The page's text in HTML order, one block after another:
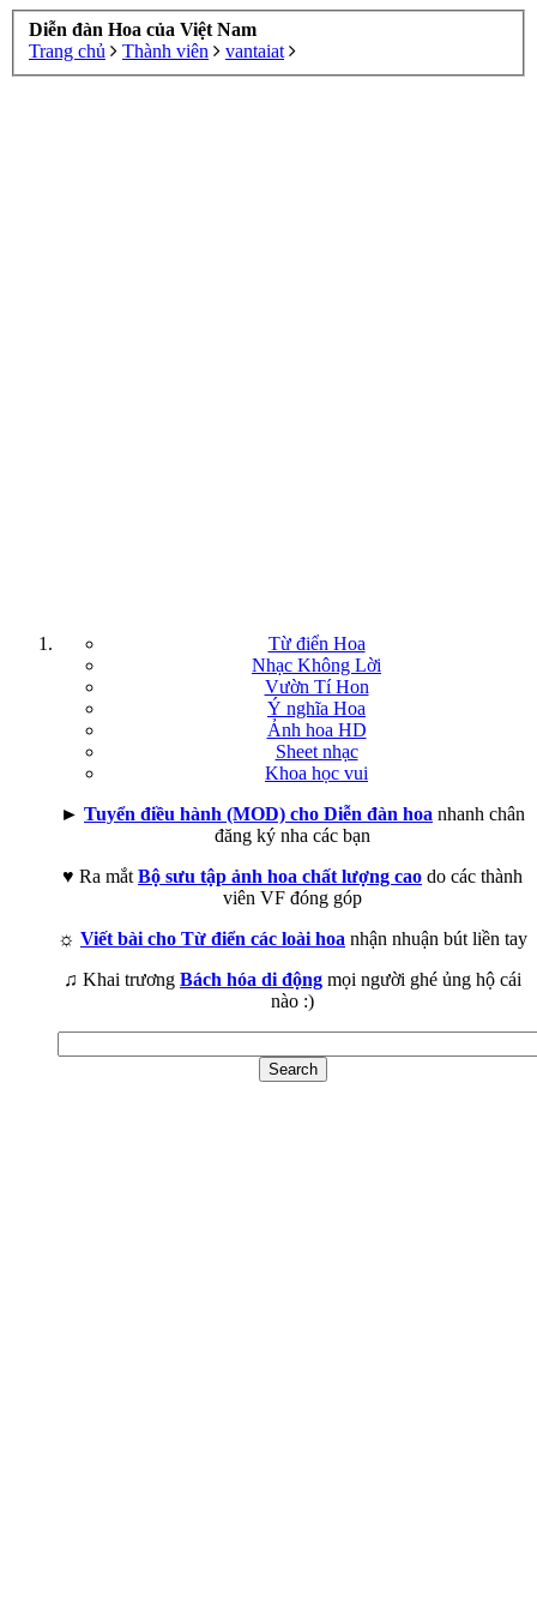
Diễn đàn Hoa của Việt Nam
Trang chủ
Thành viên vantaiat
Từ điển Hoa
Nhạc Không Lời
Vườn Tí Hon
Ý nghĩa Hoa
Ảnh hoa HD
Sheet nhạc
Khoa học vui
► Tuyển điều hành (MOD) cho Diễn đàn hoa nhanh chân
đăng ký nha các bạn
♥ Ra mắt Bộ sưu tập ảnh hoa chất lượng cao do các thành
viên VF đóng góp
☼ Viết bài cho Từ điển các loài hoa nhận nhuận bút liền tay
♫ Khai trương Bách hóa di động mọi người ghé ủng hộ cái
nào :)